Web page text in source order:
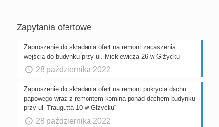
Zapytania ofertowe
Zaproszenie do składania ofert na remont zadaszenia
wejścia do budynku przy ul. Mickiewicza 26 w Giżycku
28 października 2022
Zaproszenie do składania ofert na remont pokrycia dachu
papowego wraz z remontem komina ponad dachem budynku
przy ul. Traugutta 10 w Giżycku”
28 października 2022